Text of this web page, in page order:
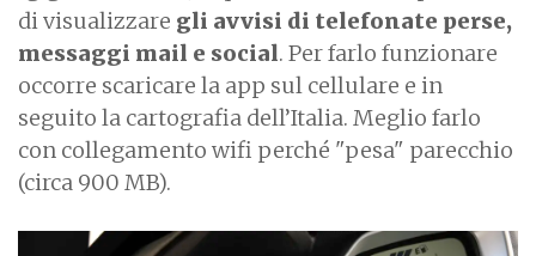
di visualizzare gli avvisi di telefonate perse,
messaggi mail e social. Per farlo funzionare
occorre scaricare la app sul cellulare e in
seguito la cartografia dell’Italia. Meglio farlo
con collegamento wifi perché "pesa" parecchio
(circa 900 MB).